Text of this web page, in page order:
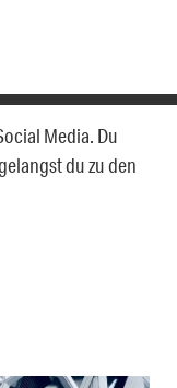
Media. Du
du zu den